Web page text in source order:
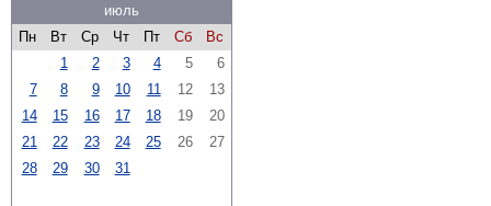
июль
Пн
Вт Ср Чт Пт Сб
Вс
1
2 3 4 5
6
7
8 9 10 11 12
13
14
15 16 17 18 19
20
21
22 23 24 25 26
27
28
29 30 31